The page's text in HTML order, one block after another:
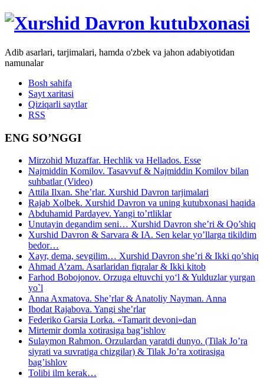
Adib asarlari, tarjimalari, hamda o'zbek va jahon adabiyotidan
namunalar
Bosh sahifa
Sayt xaritasi
Qiziqarli saytlar
RSS
ENG SO’NGGI
Mirzohid Muzaffar. Hechlik va Hellados. Esse
Najmiddin Komilov. Tasavvuf & Najmiddin Komilov bilan
suhbatlar (Video)
Attila Ilxan. She’rlar. Xurshid Davron tarjimalari
Rajab Xolbek. Xurshid Davron va uning kutubxonasi haqida
Abduhamid Pardayev. Yangi to’rtliklar
Unutayin degandim seni… Xurshid Davron she’ri & Qo’shiq
Xurshid Davron & Sarvara & IA. Sen kelar yo’llarga tikildim
bedor…
Xayr, dema, sevgilim… Xurshid Davron she’ri & Ikki qo’shiq
Ahmad A’zam. Asarlaridan fiqralar & Ikki kitob
Farhod Bobojonov. Orzuga eltuvchi yo‘l & Yulduzlar yurgan
yo`l
Anna Axmatova. She’rlar & Anatoliy Nayman. Anna
Ibodat Rajabova. Yangi she’rlar
Federiko Garsia Lorka. «Tamarit devoni»dan
Mirtemir domla xotirasiga bag’ishlov
Sulaymon Rahmon. Orzulardan yaratdi dunyo. (Tilak Jo’ra
siyrati va suvratiga chizgilar) & Tilak Jo’ra xotirasiga
bag’ishlov
Tolibi ilm kerak…